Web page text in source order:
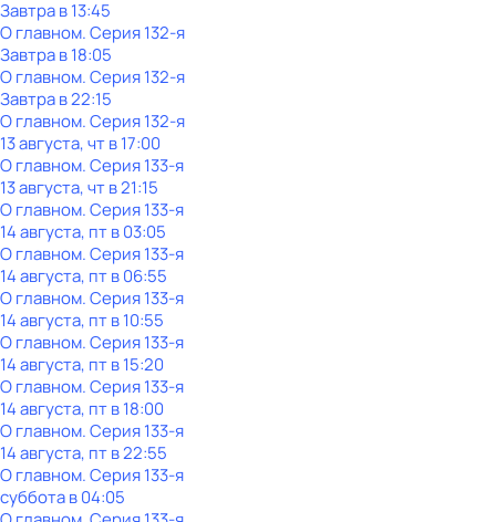
Завтра в 13:45
О главном. Серия 132-я
Завтра в 18:05
О главном. Серия 132-я
Завтра в 22:15
О главном. Серия 132-я
13 августа, чт в 17:00
О главном. Серия 133-я
13 августа, чт в 21:15
О главном. Серия 133-я
14 августа, пт в 03:05
О главном. Серия 133-я
14 августа, пт в 06:55
О главном. Серия 133-я
14 августа, пт в 10:55
О главном. Серия 133-я
14 августа, пт в 15:20
О главном. Серия 133-я
14 августа, пт в 18:00
О главном. Серия 133-я
14 августа, пт в 22:55
О главном. Серия 133-я
субботав04:05